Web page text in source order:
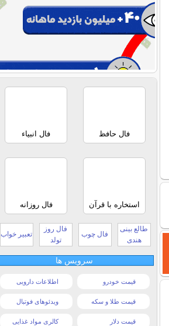
فال حافظ فال انبیاء
استخاره با قرآن فال روزانه
طالع بینی
هندی
فال چوب
فال روز
تولد
تعبیر خواب
سرویس ها
قیمت خودرو اطلاعات دارویی
قیمت طلا و سکه ویدئوهای فوتبال
قیمت دلار کالری مواد غذایی